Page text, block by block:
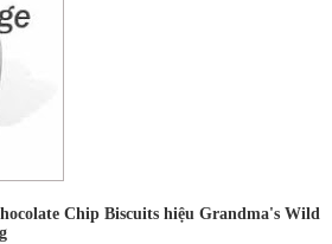
Chip Biscuits hiệu Grandma's Wild